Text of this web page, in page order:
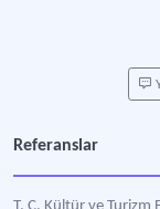
Referanslar